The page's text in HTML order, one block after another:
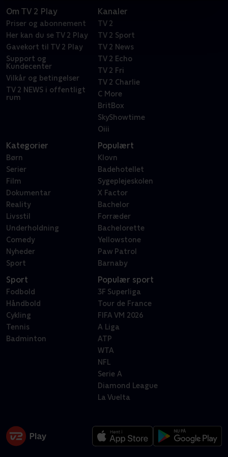
Om TV 2 Play
Priser og abonnement
Her kan du se TV 2 Play
Gavekort til TV 2 Play
Support og
Kundecenter
Vilkår og betingelser
TV 2 NEWS i offentligt
rum
Kanaler
TV 2
TV 2 Sport
TV 2 News
TV 2 Echo
TV 2 Fri
TV 2 Charlie
C More
BritBox
SkyShowtime
Oiii
Kategorier
Børn
Serier
Film
Dokumentar
Reality
Livsstil
Underholdning
Comedy
Nyheder
Sport
Populært
Klovn
Badehotellet
Sygeplejeskolen
X Factor
Bachelor
Forræder
Bachelorette
Yellowstone
Paw Patrol
Barnaby
Sport
Fodbold
Håndbold
Cykling
Tennis
Badminton
Populær sport
3F Superliga
Tour de France
FIFA VM 2026
A Liga
ATP
WTA
NFL
Serie A
Diamond League
La Vuelta